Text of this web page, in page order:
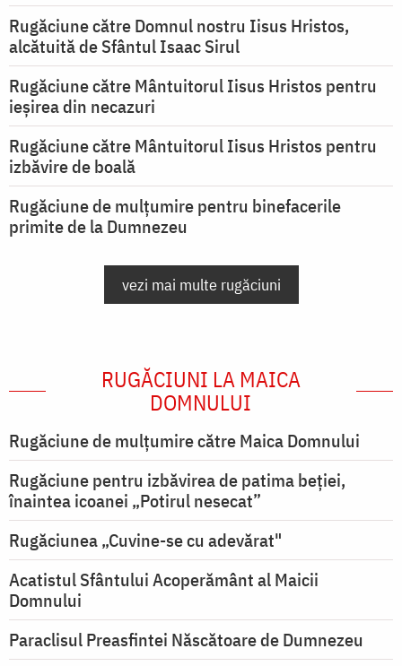
Rugăciune către Domnul nostru Iisus Hristos,
alcătuită de Sfântul Isaac Sirul
Rugăciune către Mântuitorul Iisus Hristos pentru
ieşirea din necazuri
Rugăciune către Mântuitorul Iisus Hristos pentru
izbăvire de boală
Rugăciune de mulțumire pentru binefacerile
primite de la Dumnezeu
vezi mai multe rugăciuni
RUGĂCIUNI LA MAICA
DOMNULUI
Rugăciune de mulţumire către Maica Domnului
Rugăciune pentru izbăvirea de patima beției,
înaintea icoanei „Potirul nesecat”
Rugăciunea „Cuvine-se cu adevărat"
Acatistul Sfântului Acoperământ al Maicii
Domnului
Paraclisul Preasfintei Născătoare de Dumnezeu